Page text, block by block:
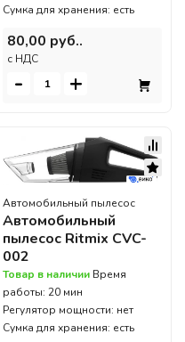
Сумка для хранения: есть
80,00 руб..
c НДС
- +
Автомобильный пылесос
Автомобильный
пылесос Ritmix CVC-
002
Товар в наличии Время
работы: 20 мин
Регулятор мощности: нет
Сумка для хранения: есть